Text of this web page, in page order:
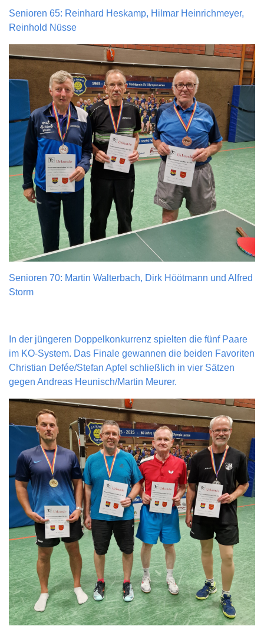
Senioren 65: Reinhard Heskamp, Hilmar Heinrichmeyer,
Reinhold Nüsse
Senioren 70: Martin Walterbach, Dirk Höötmann und Alfred
Storm
In der jüngeren Doppelkonkurrenz spielten die fünf Paare
im KO-System. Das Finale gewannen die beiden Favoriten
Christian Defée/Stefan Apfel schließlich in vier Sätzen
gegen Andreas Heunisch/Martin Meurer.